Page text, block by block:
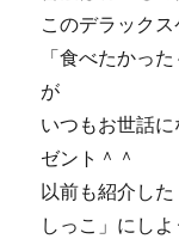
このデラック
「食べたかっ
が
いつもお世話
ゼント＾＾
以前も紹介し
しっこ」にしよ